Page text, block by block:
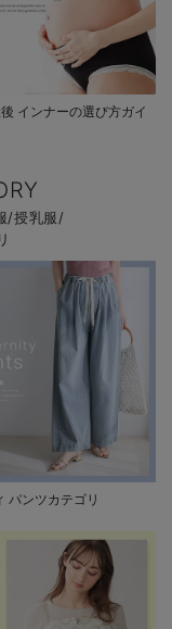
インナーの選び方ガイ
/授乳服/
パンツカテゴリ